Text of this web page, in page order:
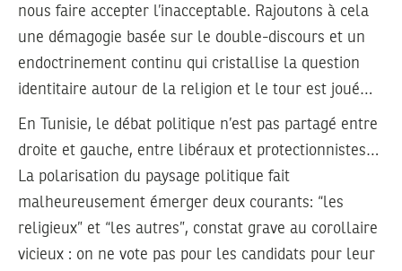
nous faire accepter l’inacceptable. Rajoutons à cela
une démagogie basée sur le double-discours et un
endoctrinement continu qui cristallise la question
identitaire autour de la religion et le tour est joué…
En Tunisie, le débat politique n’est pas partagé entre
droite et gauche, entre libéraux et protectionnistes…
La polarisation du paysage politique fait
malheureusement émerger deux courants: “les
religieux” et “les autres”, constat grave au corollaire
vicieux : on ne vote pas pour les candidats pour leur